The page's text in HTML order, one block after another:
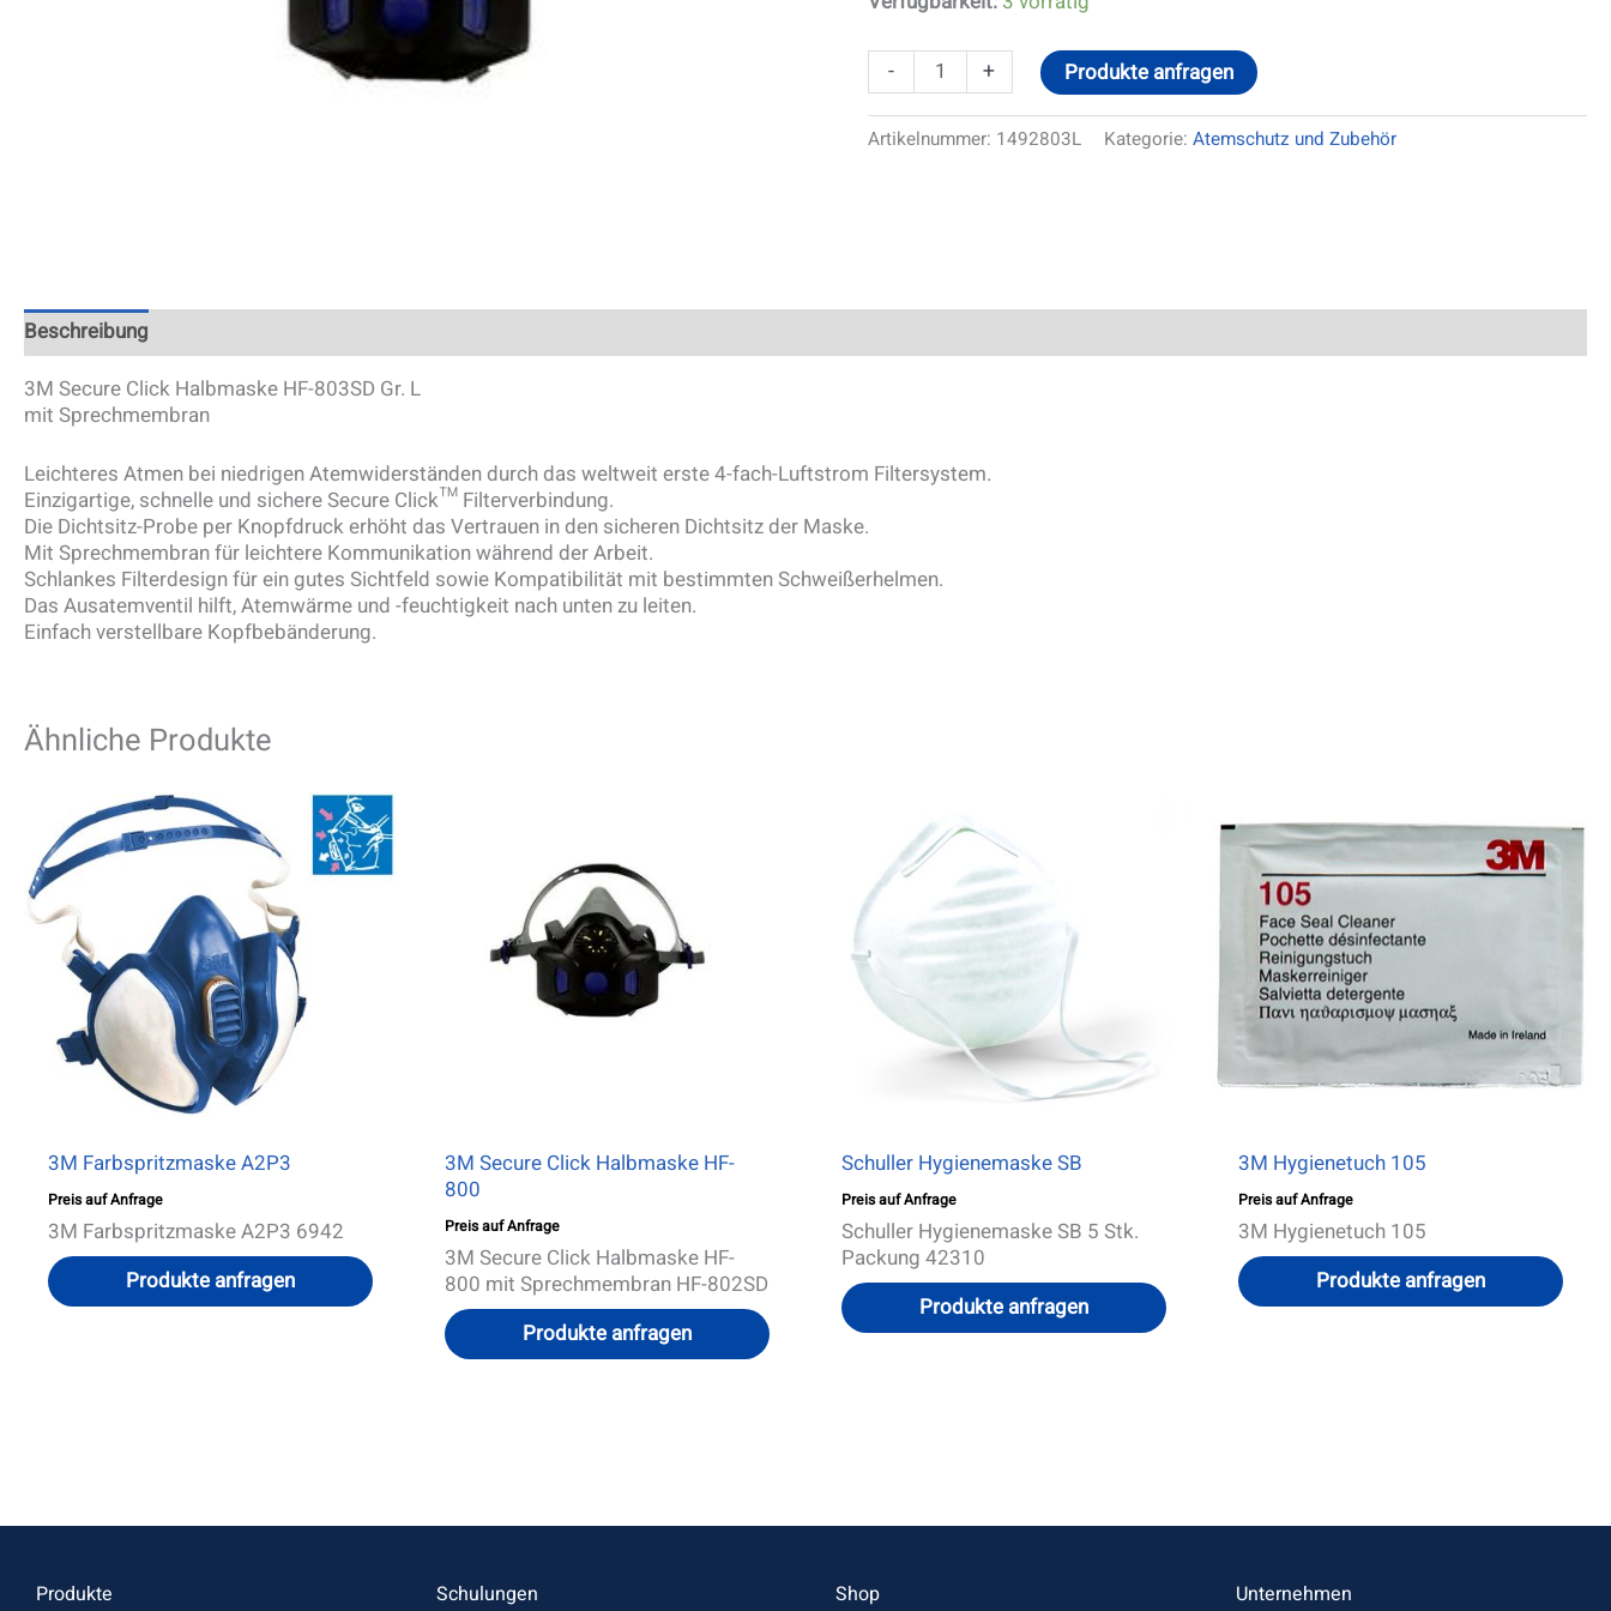
- + Produkte anfragen
Artikelnummer: 1492803L Kategorie:Atemschutz und Zubehör
Beschreibung
3M Secure Click Halbmaske HF-803SD Gr. L
mit Sprechmembran
Leichteres Atmen bei niedrigen Atemwiderständen durch das weltweit erste 4-fach-Luftstrom Filtersystem.
Einzigartige, schnelle und sichere Secure Click™ Filterverbindung.
Die Dichtsitz-Probe per Knopfdruck erhöht das Vertrauen in den sicheren Dichtsitz der Maske.
Mit Sprechmembran für leichtere Kommunikation während der Arbeit.
Schlankes Filterdesign für ein gutes Sichtfeld sowie Kompatibilität mit bestimmten Schweißerhelmen.
Das Ausatemventil hilft, Atemwärme und -feuchtigkeit nach unten zu leiten.
Einfach verstellbare Kopfbebänderung.
Ähnliche Produkte
3M Farbspritzmaske A2P3
Preis auf Anfrage
3M Farbspritzmaske A2P3 6942
Produkte anfragen
3M Secure Click Halbmaske HF-
800
Preis auf Anfrage
3M Secure Click Halbmaske HF-
800 mit Sprechmembran HF-802SD
Produkte anfragen
Schuller Hygienemaske SB
Preis auf Anfrage
Schuller Hygienemaske SB 5 Stk.
Packung 42310
Produkte anfragen
3M Hygienetuch 105
Preis auf Anfrage
3M Hygienetuch 105
Produkte anfragen
Produkte Schulungen Shop Unternehmen